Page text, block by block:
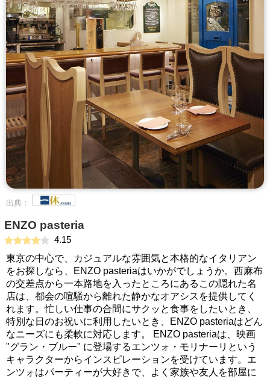
出典：
ENZO pasteria
4.15
東京の中心で、カジュアルな雰囲気と本格的なイタリアン
をお探しなら、ENZO pasteriaはいかがでしょうか。西麻布
の交差点から一本路地を入ったところにあるこの隠れた名
店は、都会の喧騒から離れた静かなオアシスを提供してく
れます。忙しい仕事の合間にサクッと食事をしたいとき、
特別な日のお祝いに利用したいとき、ENZO pasteriaはどん
なニーズにも柔軟に対応します。 ENZO pasteriaは、映画
"グラン・ブルー" に登場するエンツォ・モリナーリという
キャラクターからインスピレーションを受けています。エ
ンツォはパーティーが大好きで、よく家族や友人を部屋に